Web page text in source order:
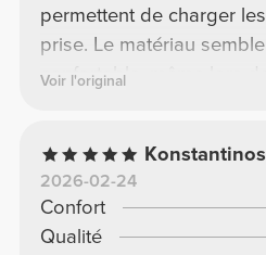
permettent de charger
prise. Le matériau
confortable, même lors
Voir l'original
2026-02-24
Confort
Qualité